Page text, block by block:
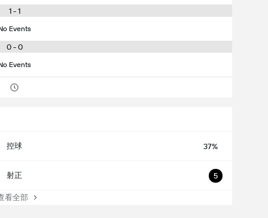
1 - 1
Events
0 - 0
Events
控球 37%
射正 5
全部